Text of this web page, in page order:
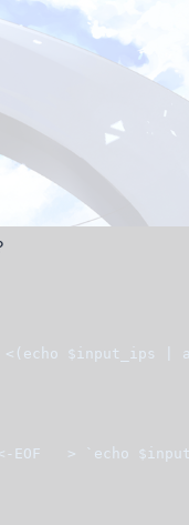
$input_ips
> `echo